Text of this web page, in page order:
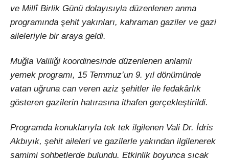
ve Millî Birlik Günü dolayısıyla düzenlenen anma
programında şehit yakınları, kahraman gaziler ve gazi
aileleriyle bir araya geldi.
Muğla Valiliği koordinesinde düzenlenen anlamlı
yemek programı, 15 Temmuz’un 9. yıl dönümünde
vatan uğruna can veren aziz şehitler ile fedakârlık
gösteren gazilerin hatırasına ithafen gerçekleştirildi.
Programda konuklarıyla tek tek ilgilenen Vali Dr. İdris
Akbıyık, şehit aileleri ve gazilerle yakından ilgilenerek
samimi sohbetlerde bulundu. Etkinlik boyunca sıcak